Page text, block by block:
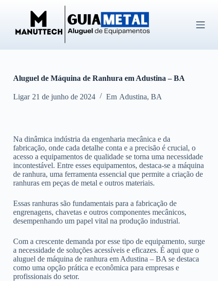
ú
d
o
Aluguel de Máquina de Ranhura em Adustina – BA
Ligar 21 de junho de 2024 Em Adustina, BA
Na dinâmica indústria da engenharia mecânica e da
fabricação, onde cada detalhe conta e a precisão é crucial, o
acesso a equipamentos de qualidade se torna uma necessidade
incontestável. Entre esses equipamentos, destaca-se a máquina
de ranhura, uma ferramenta essencial que permite a criação de
ranhuras em peças de metal e outros materiais.
Essas ranhuras são fundamentais para a fabricação de
engrenagens, chavetas e outros componentes mecânicos,
desempenhando um papel vital na produção industrial.
Com a crescente demanda por esse tipo de equipamento, surge
a necessidade de soluções acessíveis e eficazes. É aqui que o
aluguel de máquina de ranhura em Adustina – BA se destaca
como uma opção prática e econômica para empresas e
profissionais do setor.